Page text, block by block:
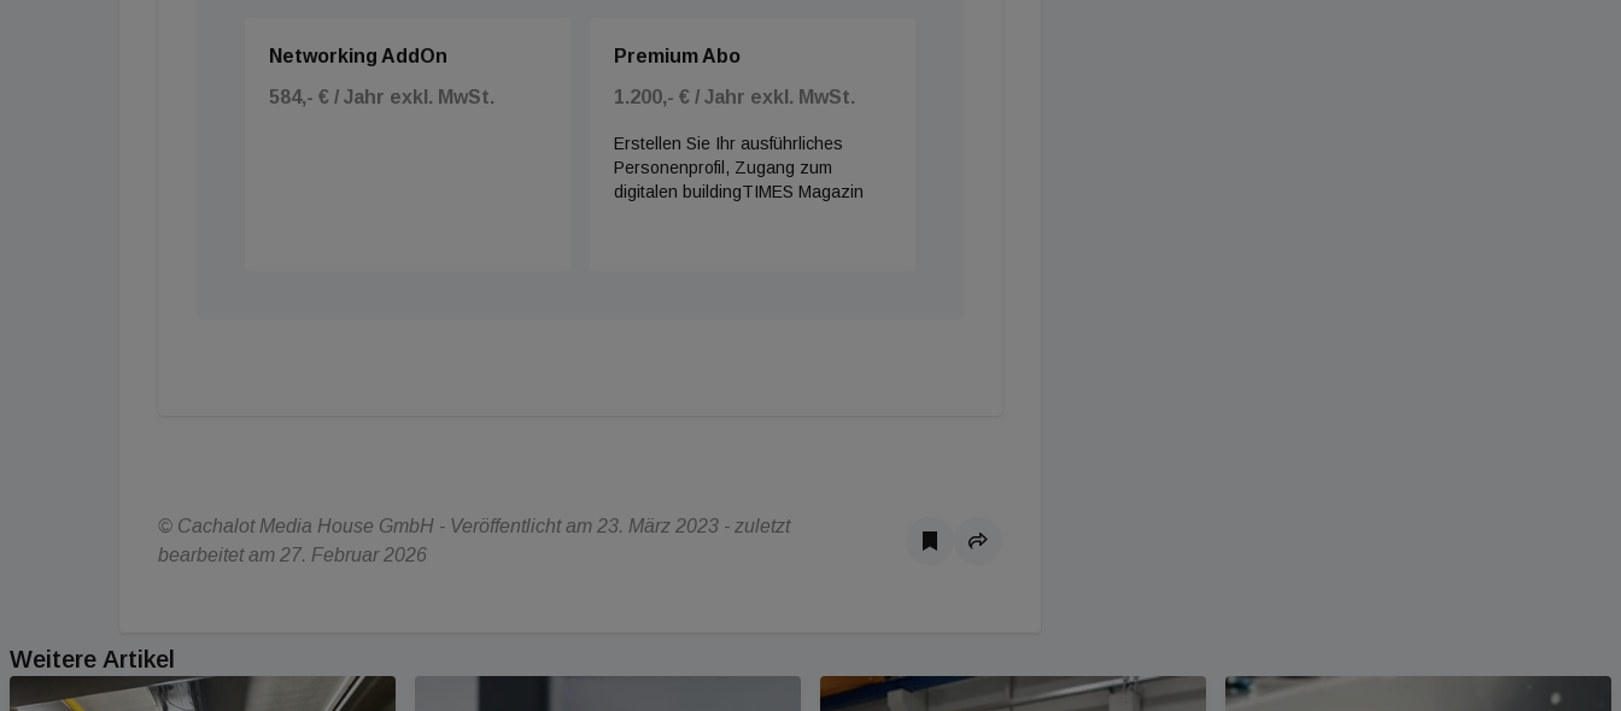
Networking AddOn
584,- € / Jahr exkl. MwSt.
Premium Abo
1.200,- € / Jahr exkl. MwSt.
Erstellen Sie Ihr ausführliches
Personenprofil, Zugang zum
digitalen buildingTIMES Magazin
© Cachalot Media House GmbH - Veröffentlicht am 23. März 2023 - zuletzt
bearbeitet am 27. Februar 2026
Weitere Artikel